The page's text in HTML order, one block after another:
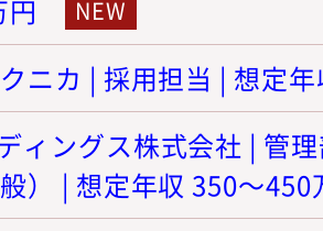
ニカ | 採用担当 | 想定
ィングス株式会社 | 管
） | 想定年収 350～450